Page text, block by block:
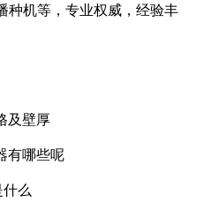
种机等，专业权威，经验丰
及壁厚
有哪些呢
什么